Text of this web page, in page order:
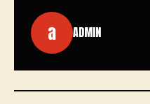
a ADMIN